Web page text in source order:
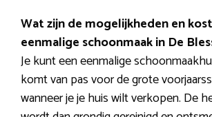
Wat zijn de mogelijkheden en
eenmalige schoonmaak in De
Je kunt een eenmalige
komt van pas voor de grote
wanneer je je huis wilt verkopen. De